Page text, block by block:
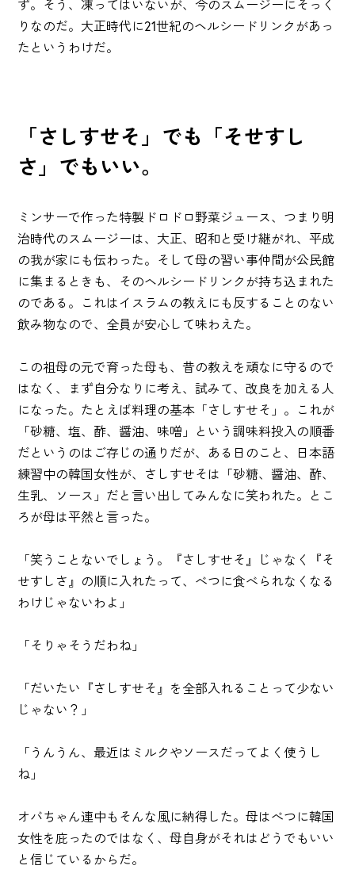
ず。そう、凍ってはいないが、今のスムージーにそっく
りなのだ。大正時代に21世紀のヘルシードリンクがあっ
たというわけだ。
「さしすせそ」でも「そせすし
さ」でもいい。
ミンサーで作った特製ドロドロ野菜ジュース、つまり明
治時代のスムージーは、大正、昭和と受け継がれ、平成
の我が家にも伝わった。そして母の習い事仲間が公民館
に集まるときも、そのヘルシードリンクが持ち込まれた
のである。これはイスラムの教えにも反することのない
飲み物なので、全員が安心して味わえた。
この祖母の元で育った母も、昔の教えを頑なに守るので
はなく、まず自分なりに考え、試みて、改良を加える人
になった。たとえば料理の基本「さしすせそ」。これが
「砂糖、塩、酢、醤油、味噌」という調味料投入の順番
だというのはご存じの通りだが、ある日のこと、日本語
練習中の韓国女性が、さしすせそは「砂糖、醤油、酢、
生乳、ソース」だと言い出してみんなに笑われた。とこ
ろが母は平然と言った。
「笑うことないでしょう。『さしすせそ』じゃなく『そ
せすしさ』の順に入れたって、べつに食べられなくなる
わけじゃないわよ」
「そりゃそうだわね」
「だいたい『さしすせそ』を全部入れることって少ない
じゃない？」
「うんうん、最近はミルクやソースだってよく使うし
ね」
オバちゃん連中もそんな風に納得した。母はべつに韓国
女性を庇ったのではなく、母自身がそれはどうでもいい
と信じているからだ。